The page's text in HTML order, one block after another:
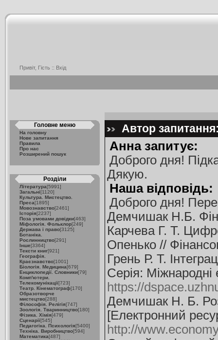
Привіт, Гість :: Вхід
Головне меню
На головну
Нове запитання
Правила
Про нас
Розширений пошук
Розділи
Література[5991]
Загальні[1120]
Культура. Мистецтво.
Преса[1895]
Мовознавство[2461]
Історія[2237]
Поза умовами довідки[463]
Міфологія. Фольклор[249]
Держава і право[3125]
Ботаніка.
Рослинництво[291]
Інше[3364]
Тексти книг[921]
Географія.
Краєзнавство[1001]
Біологія. Медицина[679]
Енциклопедії. Словники[79]
Комп'ютери.
Телекомунікації[723]
Театр. Кінематограф[170]
Образотворче
мистецтво[288]
Філософія. Релігія[747]
Зоологія. Тваринництво[180]
Фізика. Хімія[479]
Сценарії[545]
Педагогіка. Психологія[5400]
Техніка. Виробництво[594]
Математика[487]
Автор
Анна запитує:
Доброго дня!
Дякую.
Наша відповідь:
Доброго дня!
Демчишак Н.Б.
Карчева Г. Т.
Опенько //
Грень Р. Т.
Серія:
https://
Демчишак Н. Б.
[Електронний
http://